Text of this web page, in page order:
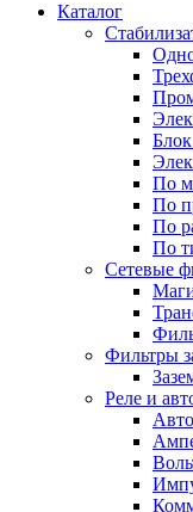
Каталог
По
По
По
По
Сетевые
Фильтры
Реле и